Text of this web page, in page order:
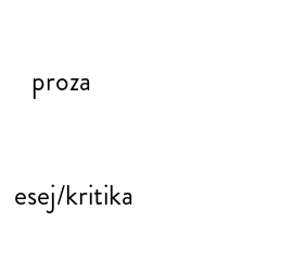
proza
esej/kritika